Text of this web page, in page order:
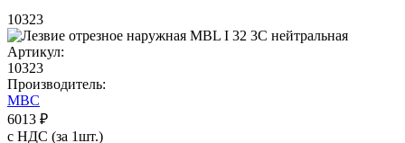
10323
Артикул:
10323
Производитель:
MBC
6013 ₽
с НДС (за 1шт.)